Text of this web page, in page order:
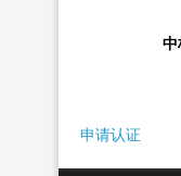
申请认证